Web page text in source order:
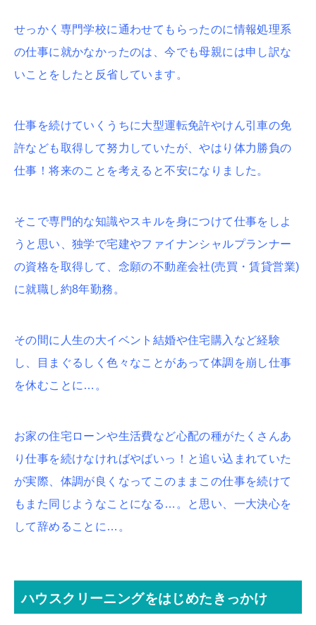
せっかく専門学校に通わせてもらったのに情報処理系
の仕事に就かなかったのは、今でも母親には申し訳な
いことをしたと反省しています。
仕事を続けていくうちに大型運転免許やけん引車の免
許なども取得して努力していたが、やはり体力勝負の
仕事！将来のことを考えると不安になりました。
そこで専門的な知識やスキルを身につけて仕事をしよ
うと思い、独学で宅建やファイナンシャルプランナー
の資格を取得して、念願の不動産会社(売買・賃貸営業)
に就職し約8年勤務。
その間に人生の大イベント結婚や住宅購入など経験
し、目まぐるしく色々なことがあって体調を崩し仕事
を休むことに…。
お家の住宅ローンや生活費など心配の種がたくさんあ
り仕事を続けなければやばいっ！と追い込まれていた
が実際、体調が良くなってこのままこの仕事を続けて
もまた同じようなことになる…。と思い、一大決心を
して辞めることに…。
ハウスクリーニングをはじめたきっかけ